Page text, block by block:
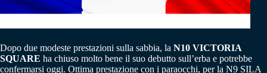
Dopo due modeste prestazioni sulla sabbia, la N10 VICTORIA
SQUARE ha chiuso molto bene il suo debutto sull’erba e potrebbe
confermarsi oggi. Ottima prestazione con i paraocchi, per la N9 SILA